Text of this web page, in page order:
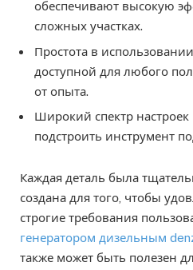
обеспечивают высокую
сложных участках.
Простота в
доступной для любого
от опыта.
Широкий спектр настроек
подстроить инструмент
Каждая деталь была
создана для того, чтобы
строгие требования
генератором дизельным
также может быть полезен